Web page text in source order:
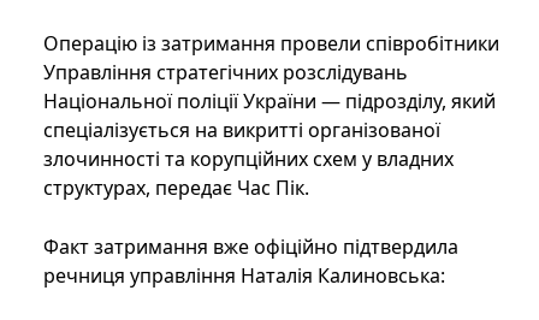
Операцію із затримання провели співробітники
Управління стратегічних розслідувань
Національної поліції України — підрозділу, який
спеціалізується на викритті організованої
злочинності та корупційних схем у владних
структурах, передає Час Пік.
Факт затримання вже офіційно підтвердила
речниця управління Наталія Калиновська: